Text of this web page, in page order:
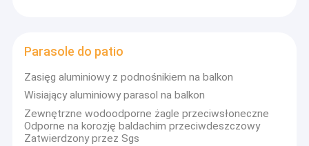
Parasole do patio
Zasięg aluminiowy z podnośnikiem na balkon
Wisiający aluminiowy parasol na balkon
Zewnętrzne wodoodporne żagle przeciwsłoneczne
Odporne na korozję baldachim przeciwdeszczowy
Zatwierdzony przez Sgs